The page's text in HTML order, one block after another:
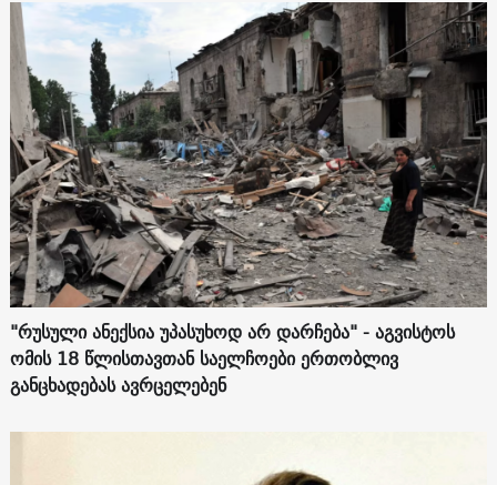
"რუსული ანექსია უპასუხოდ არ დარჩება" - აგვისტოს
ომის 18 წლისთავთან საელჩოები ერთობლივ
განცხადებას ავრცელებენ